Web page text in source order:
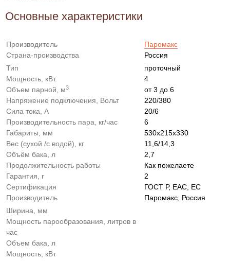
Основные характеристики
Производитель
Паромакс
Страна-производства
Россия
Тип
проточный
Мощность, кВт.
4
Объем парной, м3
от 3 до 6
Напряжение подключения, Вольт
220/380
Сила тока, А
20/6
Производительность пара, кг/час
6
Габариты, мм
530х215х330
Вес (сухой /с водой), кг
11,6/14,3
Объём бака, л
2,7
Продолжительность работы
Как пожелаете
Гарантия, г
2
Сертификация
ГОСТ Р, EAC, EC
Производитель
Паромакс, Россия
Ширина, мм
Мощность парообразования, литров в
час
Объем бака, л
Мощность, кВт